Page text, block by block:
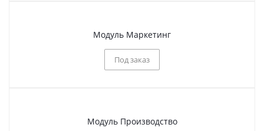
Модуль Маркетинг
Под заказ
Модуль Производство